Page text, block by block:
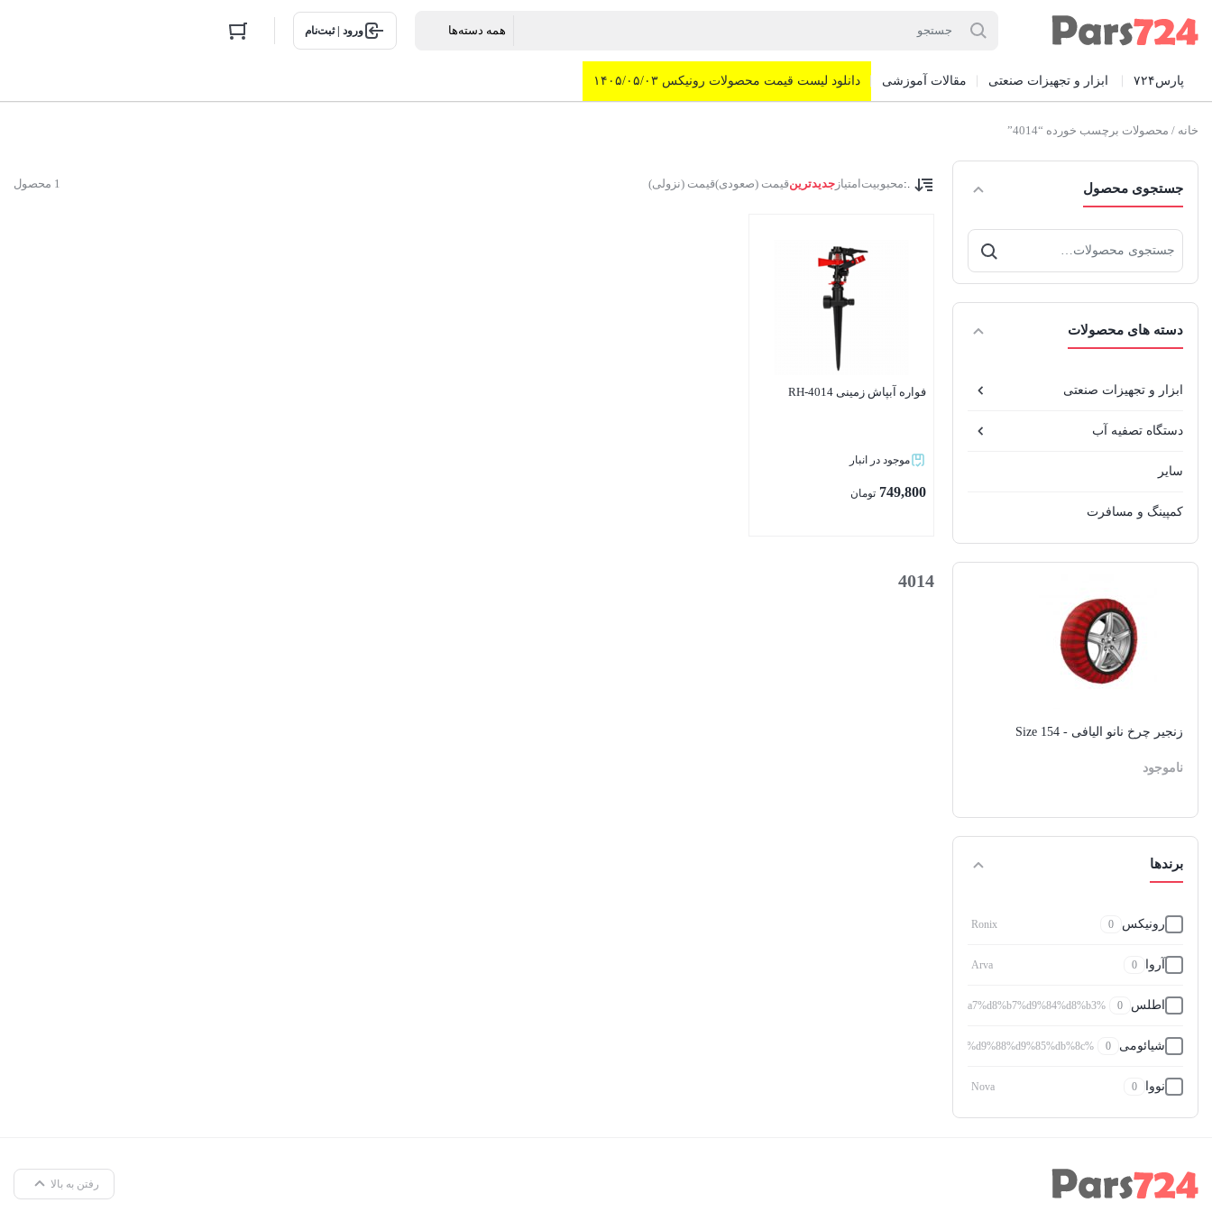
ورود | ثبت‌نام
پارس۷۲۴ ابزار و تجهیزات صنعتی مقالات آموزشی دانلود لیست قیمت محصولات رونیکس ۱۴۰۵/۰۵/۰۳
خانه / محصولات برچسب خورده “4014”
جستجوی محصول
برای:
دسته های محصولات
ابزار و تجهیزات صنعتی
دستگاه تصفیه آب
سایر
کمپینگ و مسافرت
زنجیر چرخ نانو الیافی - Size 154
ناموجود
برندها
رونیکس 0
Ronix
آروا 0
Arva
اطلس 0
%d8%a7%d8%b7%d9%84%d8%b3
شیائومی 0
%d8%b4%db%8c%d8%a7%d8%a6%d9%88%d9%85%db%8c
نووا 0
Nova
1 محصول .:محبوبیت امتیازجدیدترینقیمت (صعودی)قیمت (نزولی)
فواره آبپاش زمینی RH-4014
موجود در انبار
749,800 تومان
4014
رفتن به بالا